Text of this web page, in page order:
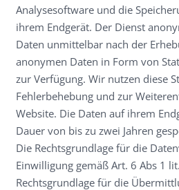
Analysesoftware und die
ihrem Endgerät. Der Dienst
Daten unmittelbar nach der
anonymen Daten in Form von
zur Verfügung. Wir nutzen diese
Fehlerbehebung und zur
Website. Die Daten auf ihrem
Dauer von bis zu zwei Jahren
Die Rechtsgrundlage für die
Einwilligung gemäß Art. 6 Abs 1
Rechtsgrundlage für die